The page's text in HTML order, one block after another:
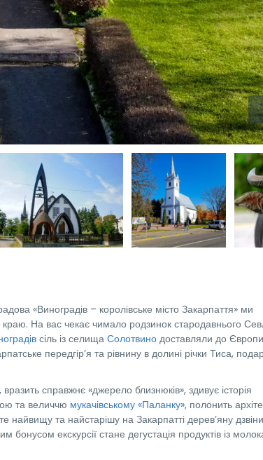
«Виноградів – королівське місто Закарпаття» ми
На вас чекає чимало родзинок стародавнього
сіль із селища Солотвино доставляли до
передгір’я та рівнину в долині річки Тиса,
справжнє «джерело близнюків», здивує історія
та величчю мукачівському «Паланку», полонить
найвищу та найстарішу на Закарпатті дерев’яну
бонусом екскурсії стане дегустація продуктів із